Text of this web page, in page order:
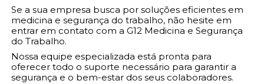
Se a sua empresa busca por soluções eficientes em
medicina e segurança do trabalho, não hesite em
entrar em contato com a G12 Medicina e Segurança
do Trabalho.
Nossa equipe especializada está pronta para
oferecer todo o suporte necessário para garantir a
segurança e o bem-estar dos seus colaboradores.